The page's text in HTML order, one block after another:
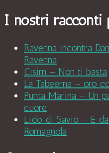
I nostri racconti
Ravenna incontra
Ravenna
Cisim – Non ti basta
La Tabeerna – oro
Punta Marina – Un
cuore
Lido di Savio – E
Romagnola